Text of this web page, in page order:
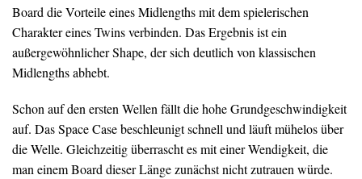
Board die Vorteile eines Midlengths mit dem spielerischen
Charakter eines Twins verbinden. Das Ergebnis ist ein
außergewöhnlicher Shape, der sich deutlich von klassischen
Midlengths abhebt.
Schon auf den ersten Wellen fällt die hohe Grundgeschwindigkeit
auf. Das Space Case beschleunigt schnell und läuft mühelos über
die Welle. Gleichzeitig überrascht es mit einer Wendigkeit, die
man einem Board dieser Länge zunächst nicht zutrauen würde.